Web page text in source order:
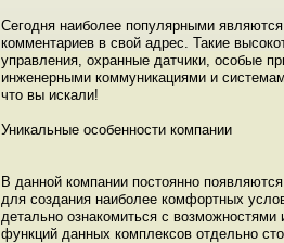
Сегодня наиболее популярными
комментариев в свой адрес. Такие
управления, охранные датчики, особые
инженерными коммуникациями и
что вы искали!
Уникальные особенности компании
В данной компании постоянно
для создания наиболее комфортных
детально ознакомиться с
функций данных комплексов отдельно